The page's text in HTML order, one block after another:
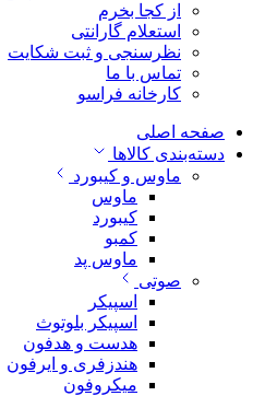
از کجا بخرم
استعلام گارانتی
نظرسنجی و ثبت شکایت
تماس با ما
کارخانه فراسو
صفحه اصلی
دسته‌بندی کالاها
ماوس و کیبورد
ماوس
کیبورد
کمبو
ماوس پد
صوتی
اسپیکر
اسپیکر بلوتوث
هدست و هدفون
هندزفری و ایرفون
میکروفون